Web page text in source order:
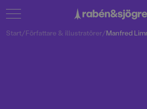
Start/Författare & illustratörer/Manfred